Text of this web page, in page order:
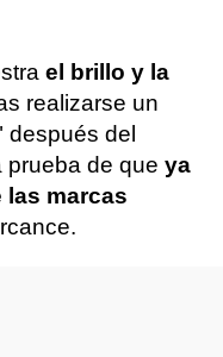
el brillo y la
realizarse un
después del
prueba de que ya
las marcas